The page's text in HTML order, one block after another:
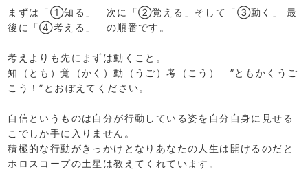
まずは「①知る」 次に「②覚える」そして「③動く」 最
後に「④考える」 の順番です。
考えよりも先にまずは動くこと。
知（とも）覚（かく）動（うご）考（こう） ”ともかくうご
こう！”とおぼえてください。
自信というものは自分が行動している姿を自分自身に見せる
こでしか手に入りません。
積極的な行動がきっかけとなりあなたの人生は開けるのだと
ホロスコープの土星は教えてくれています。